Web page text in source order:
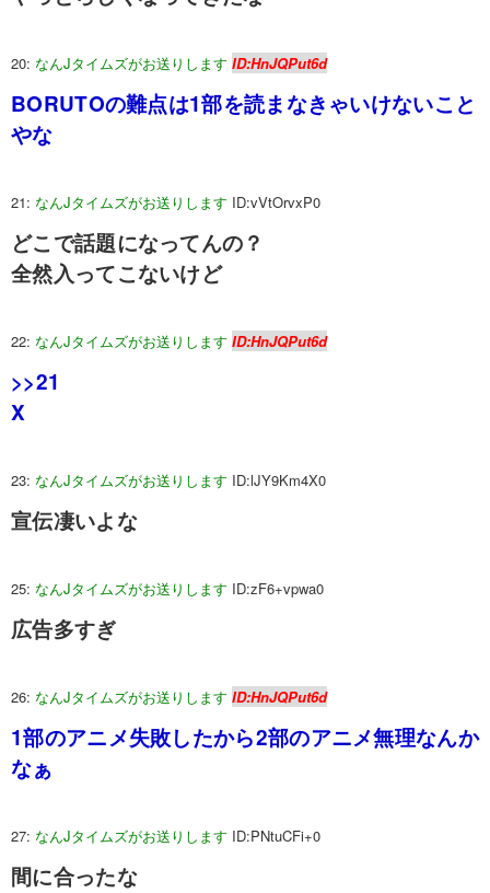
20: なんJタイムズがお送りします ID:HnJQPut6d
BORUTOの難点は1部を読まなきゃいけないこと
やな
21: なんJタイムズがお送りします ID:vVtOrvxP0
どこで話題になってんの？
全然入ってこないけど
22: なんJタイムズがお送りします ID:HnJQPut6d
>>21
X
23: なんJタイムズがお送りします ID:lJY9Km4X0
宣伝凄いよな
25: なんJタイムズがお送りします ID:zF6+vpwa0
広告多すぎ
26: なんJタイムズがお送りします ID:HnJQPut6d
1部のアニメ失敗したから2部のアニメ無理なんか
なぁ
27: なんJタイムズがお送りします ID:PNtuCFi+0
間に合ったな